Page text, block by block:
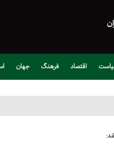
اقتصاد فرهنگ جهان